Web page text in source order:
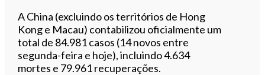
A China (excluindo os territórios de Hong
Kong e Macau) contabilizou oficialmente um
total de 84.981 casos (14 novos entre
segunda-feira e hoje), incluindo 4.634
mortes e 79.961 recuperações.